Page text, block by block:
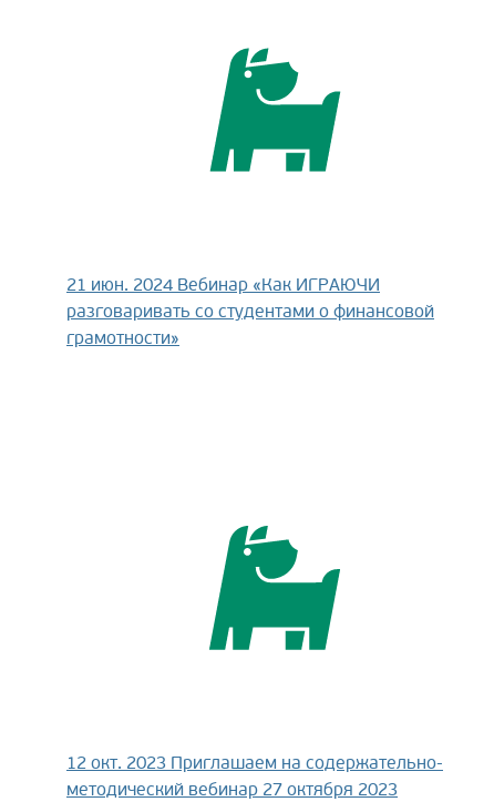
21 июн. 2024 Вебинар «Как ИГРАЮЧИ
разговаривать со студентами о финансовой
грамотности»
12 окт. 2023 Приглашаем на содержательно-
методический вебинар 27 октября 2023